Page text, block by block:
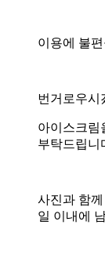
이용에 불
번거로우시
아이스크림
부탁드립니
사진과 함
일 이내에